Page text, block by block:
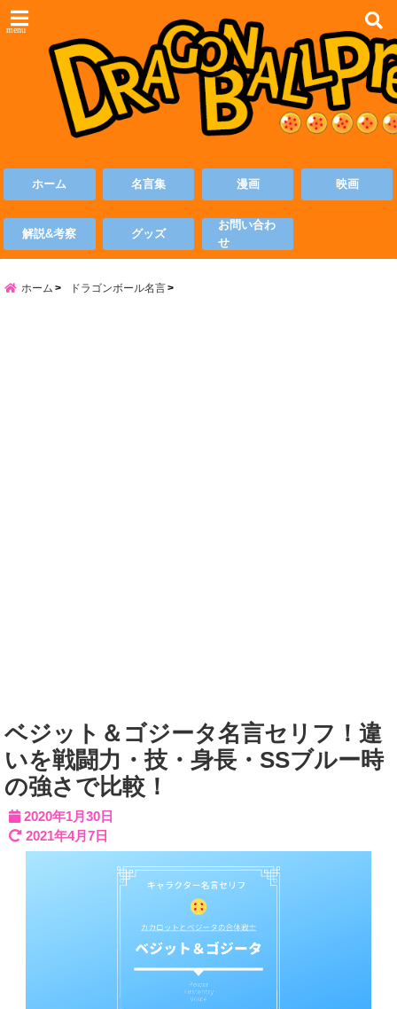
menu
ホーム 名言集 漫画 映画
解説&考察 グッズ
お問い合わ
せ
ホーム ドラゴンボール名言
ベジット＆ゴジータ名言セリフ！違
いを戦闘力・技・身長・SSブルー時
の強さで比較！
2020年1月30日
2021年4月7日